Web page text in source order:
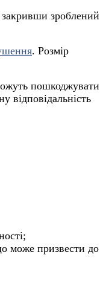
закривши зроблений
. Розмір
пошкоджувати
відповідальність
може призвести до